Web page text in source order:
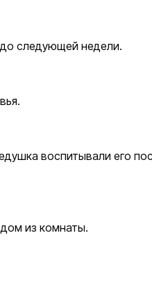
следующей недели.
воспитывали его
из комнаты.